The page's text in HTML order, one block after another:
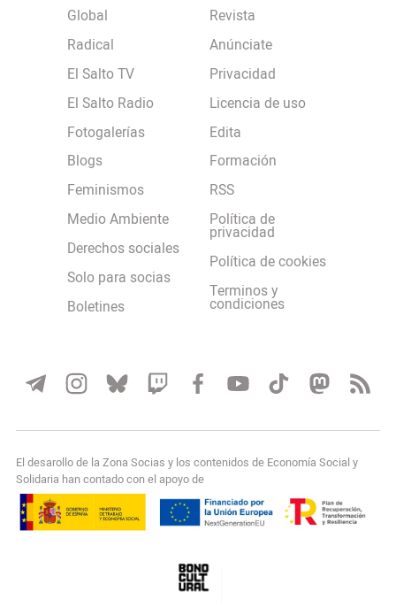
Global
Radical
El Salto TV
El Salto Radio
Fotogalerías
Blogs
Feminismos
Medio Ambiente
Derechos sociales
Solo para socias
Boletines
Revista
Anúnciate
Privacidad
Licencia de uso
Edita
Formación
RSS
Política de
privacidad
Política de cookies
Terminos y
condiciones
El desarollo de la Zona Socias y los contenidos de Economía Social y
Solidaria han contado con el apoyo de